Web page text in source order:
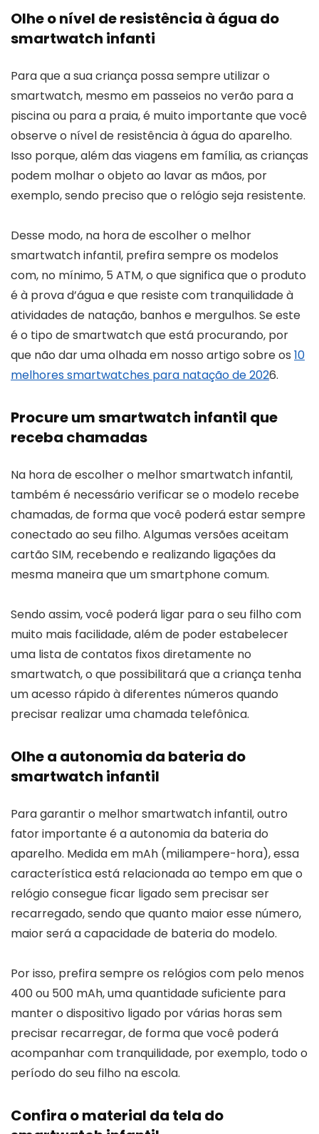
Olhe o nível de resistência à água do
smartwatch infanti
Para que a sua criança possa sempre utilizar o
smartwatch, mesmo em passeios no verão para a
piscina ou para a praia, é muito importante que você
observe o nível de resistência à água do aparelho.
Isso porque, além das viagens em família, as crianças
podem molhar o objeto ao lavar as mãos, por
exemplo, sendo preciso que o relógio seja resistente.
Desse modo, na hora de escolher o melhor
smartwatch infantil, prefira sempre os modelos
com, no mínimo, 5 ATM, o que significa que o produto
é à prova d’água e que resiste com tranquilidade à
atividades de natação, banhos e mergulhos. Se este
é o tipo de smartwatch que está procurando, por
que não dar uma olhada em nosso artigo sobre os 10
melhores smartwatches para natação de 2026.
Procure um smartwatch infantil que
receba chamadas
Na hora de escolher o melhor smartwatch infantil,
também é necessário verificar se o modelo recebe
chamadas, de forma que você poderá estar sempre
conectado ao seu filho. Algumas versões aceitam
cartão SIM, recebendo e realizando ligações da
mesma maneira que um smartphone comum.
Sendo assim, você poderá ligar para o seu filho com
muito mais facilidade, além de poder estabelecer
uma lista de contatos fixos diretamente no
smartwatch, o que possibilitará que a criança tenha
um acesso rápido à diferentes números quando
precisar realizar uma chamada telefônica.
Olhe a autonomia da bateria do
smartwatch infantil
Para garantir o melhor smartwatch infantil, outro
fator importante é a autonomia da bateria do
aparelho. Medida em mAh (miliampere-hora), essa
característica está relacionada ao tempo em que o
relógio consegue ficar ligado sem precisar ser
recarregado, sendo que quanto maior esse número,
maior será a capacidade de bateria do modelo.
Por isso, prefira sempre os relógios com pelo menos
400 ou 500 mAh, uma quantidade suficiente para
manter o dispositivo ligado por várias horas sem
precisar recarregar, de forma que você poderá
acompanhar com tranquilidade, por exemplo, todo o
período do seu filho na escola.
Confira o material da tela do